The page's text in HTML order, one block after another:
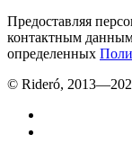
Предоставляя
контактным
определенных
© Rideró, 2013—